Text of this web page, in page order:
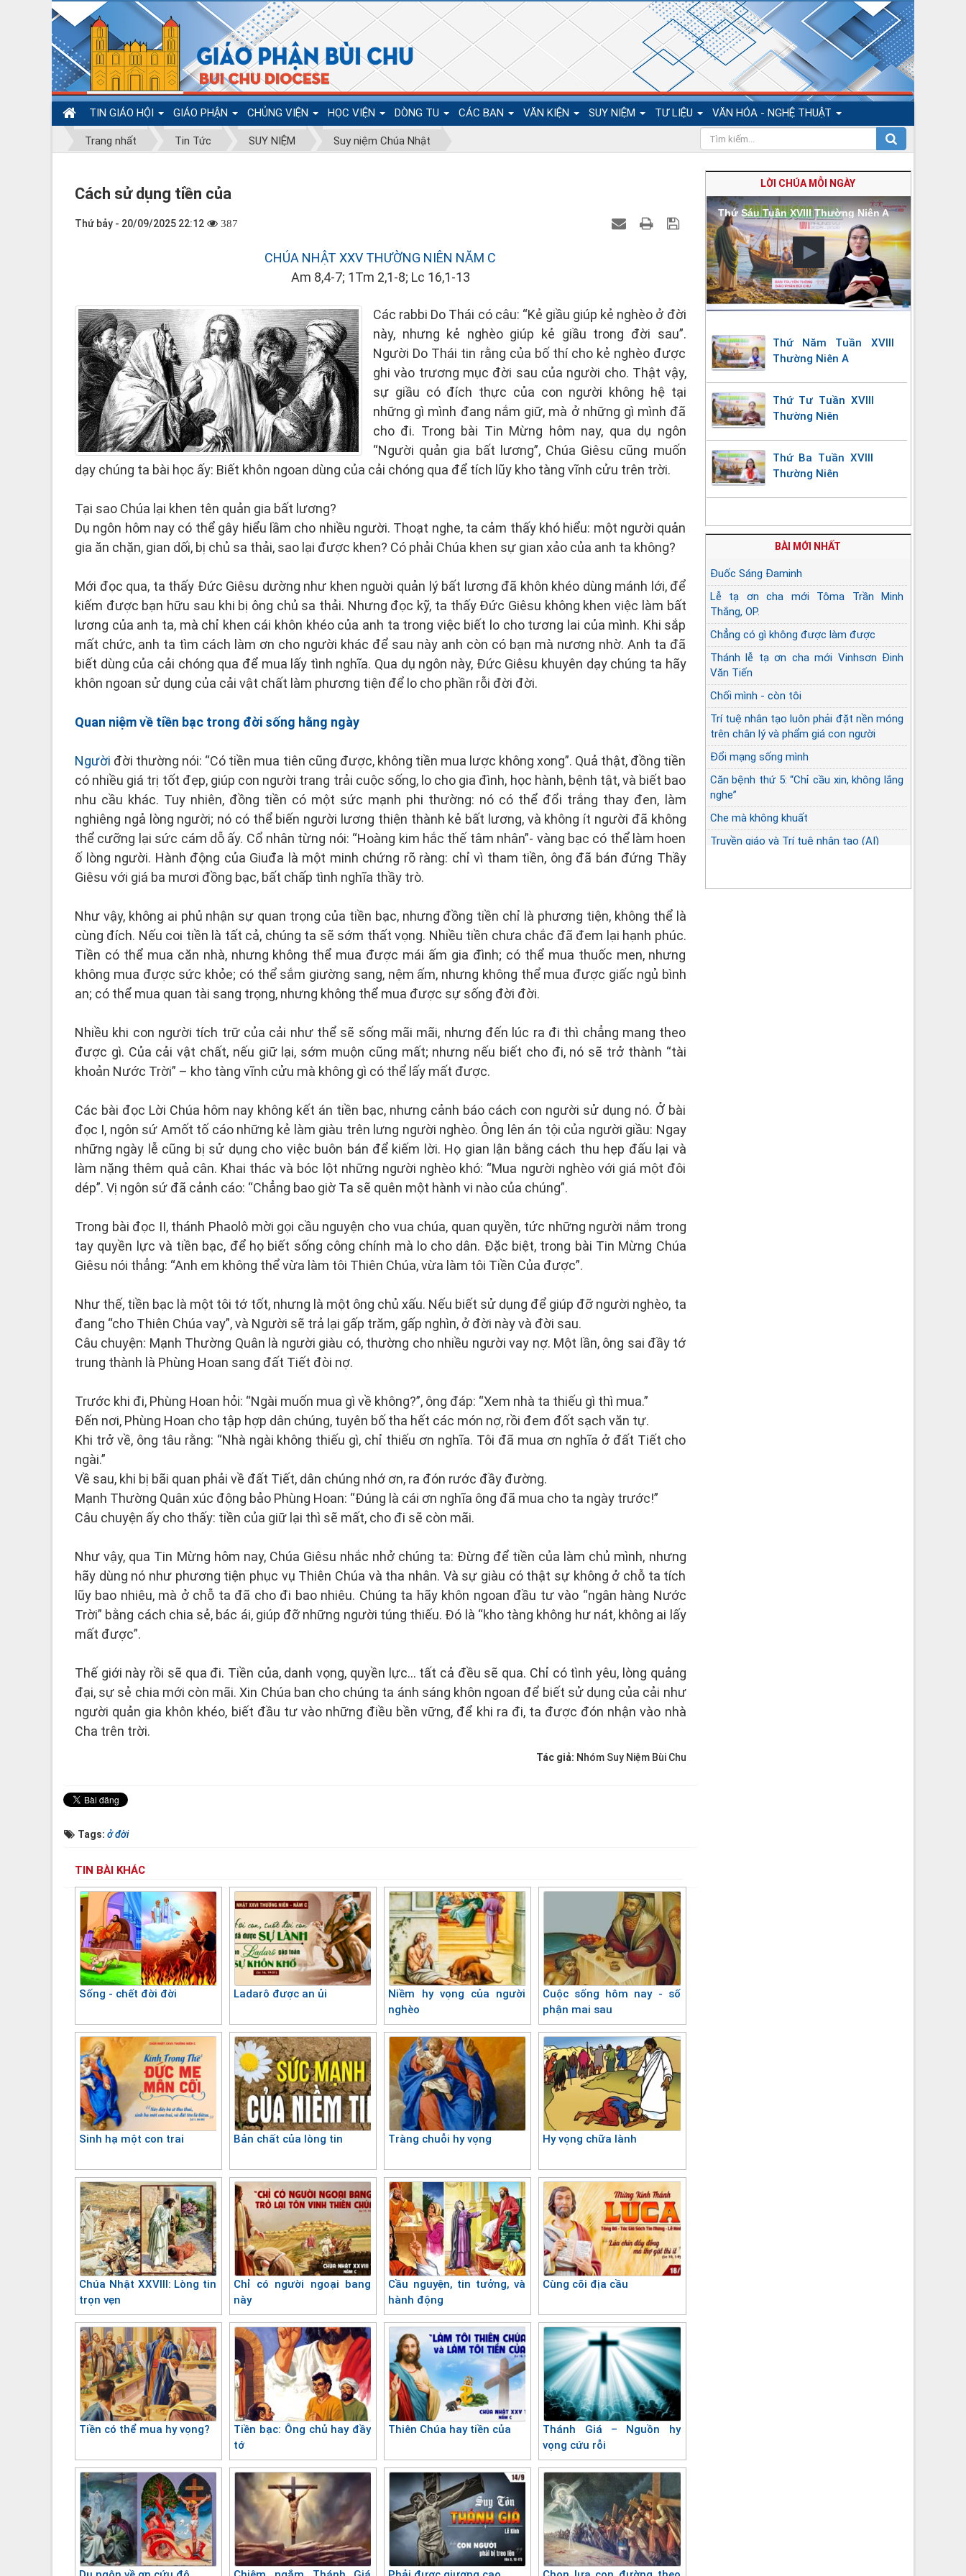
TIN GIÁO HỘI GIÁO PHẬN CHỦNG VIỆN HỌC VIỆN DÒNG TU CÁC BAN VĂN KIỆN SUY NIỆM TƯ LIỆU VĂN HÓA - NGHỆ THUẬT
Trang nhất Tin Tức SUY NIỆM Suy niệm Chúa Nhật
Cách sử dụng tiền của
Thứ bảy - 20/09/2025 22:12 387
CHÚA NHẬT XXV THƯỜNG NIÊN NĂM C
Am 8,4-7; 1Tm 2,1-8; Lc 16,1-13
Các rabbi Do Thái có câu: “Kẻ giầu giúp kẻ nghèo ở đời
này, nhưng kẻ nghèo giúp kẻ giầu trong đời sau”.
Người Do Thái tin rằng của bố thí cho kẻ nghèo được
ghi vào trương mục đời sau của người cho. Thật vậy,
sự giầu có đích thực của con người không hệ tại
những gì mình đang nắm giữ, mà ở những gì mình đã
cho đi. Trong bài Tin Mừng hôm nay, qua dụ ngôn
“Người quản gia bất lương”, Chúa Giêsu cũng muốn
dạy chúng ta bài học ấy: Biết khôn ngoan dùng của cải chóng qua để tích lũy kho tàng vĩnh cửu trên trời.
Tại sao Chúa lại khen tên quản gia bất lương?
Dụ ngôn hôm nay có thể gây hiểu lầm cho nhiều người. Thoạt nghe, ta cảm thấy khó hiểu: một người quản
gia ăn chặn, gian dối, bị chủ sa thải, sao lại được khen? Có phải Chúa khen sự gian xảo của anh ta không?
Mới đọc qua, ta thấy Đức Giêsu dường như khen nguời quản lý bất lương đã khôn khéo dùng mánh lới, để
kiếm được bạn hữu sau khi bị ông chủ sa thải. Nhưng đọc kỹ, ta thấy Đức Giêsu không khen việc làm bất
lương của anh ta, mà chỉ khen cái khôn khéo của anh ta trong việc biết lo cho tương lai của mình. Khi sắp
mất chức, anh ta tìm cách làm ơn cho người khác để sau này anh còn có bạn mà nương nhờ. Anh ta đã
biết dùng của cải chóng qua để mua lấy tình nghĩa. Qua dụ ngôn này, Đức Giêsu khuyên dạy chúng ta hãy
khôn ngoan sử dụng của cải vật chất làm phương tiện để lo cho phần rỗi đời đời.
Quan niệm về tiền bạc trong đời sống hằng ngày
Người đời thường nói: “Có tiền mua tiên cũng được, không tiền mua lược không xong”. Quả thật, đồng tiền
có nhiều giá trị tốt đẹp, giúp con người trang trải cuộc sống, lo cho gia đình, học hành, bệnh tật, và biết bao
nhu cầu khác. Tuy nhiên, đồng tiền có một sức mạnh phi thường: nó có thể đổi trắng thay đen, làm
nghiêng ngả lòng người; nó có thể biến người lương thiện thành kẻ bất lương, và không ít người đã không
thể cưỡng lại sức cám dỗ ấy. Cổ nhân từng nói: “Hoàng kim hắc thế tâm nhân”- vàng bạc có thể làm hoen
ố lòng người. Hành động của Giuđa là một minh chứng rõ ràng: chỉ vì tham tiền, ông đã bán đứng Thầy
Giêsu với giá ba mươi đồng bạc, bất chấp tình nghĩa thầy trò.
Như vậy, không ai phủ nhận sự quan trọng của tiền bạc, nhưng đồng tiền chỉ là phương tiện, không thể là
cùng đích. Nếu coi tiền là tất cả, chúng ta sẽ sớm thất vọng. Nhiều tiền chưa chắc đã đem lại hạnh phúc.
Tiền có thể mua căn nhà, nhưng không thể mua được mái ấm gia đình; có thể mua thuốc men, nhưng
không mua được sức khỏe; có thể sắm giường sang, nệm ấm, nhưng không thể mua được giấc ngủ bình
an; có thể mua quan tài sang trọng, nhưng không thể mua được sự sống đời đời.
Nhiều khi con người tích trữ của cải như thể sẽ sống mãi mãi, nhưng đến lúc ra đi thì chẳng mang theo
được gì. Của cải vật chất, nếu giữ lại, sớm muộn cũng mất; nhưng nếu biết cho đi, nó sẽ trở thành “tài
khoản Nước Trời” – kho tàng vĩnh cửu mà không gì có thể lấy mất được.
Các bài đọc Lời Chúa hôm nay không kết án tiền bạc, nhưng cảnh báo cách con người sử dụng nó. Ở bài
đọc I, ngôn sứ Amốt tố cáo những kẻ làm giàu trên lưng người nghèo. Ông lên án tội của người giầu: Ngay
những ngày lễ cũng bị sử dụng cho việc buôn bán để kiếm lời. Họ gian lận bằng cách thu hẹp đấu lại và
làm nặng thêm quả cân. Khai thác và bóc lột những người nghèo khó: “Mua người nghèo với giá một đôi
dép”. Vị ngôn sứ đã cảnh cáo: “Chẳng bao giờ Ta sẽ quên một hành vi nào của chúng”.
Trong bài đọc II, thánh Phaolô mời gọi cầu nguyện cho vua chúa, quan quyền, tức những người nắm trong
tay quyền lực và tiền bạc, để họ biết sống công chính mà lo cho dân. Đặc biệt, trong bài Tin Mừng Chúa
Giêsu nói thẳng: “Anh em không thể vừa làm tôi Thiên Chúa, vừa làm tôi Tiền Của được”.
Như thế, tiền bạc là một tôi tớ tốt, nhưng là một ông chủ xấu. Nếu biết sử dụng để giúp đỡ người nghèo, ta
đang “cho Thiên Chúa vay”, và Người sẽ trả lại gấp trăm, gấp nghìn, ở đời này và đời sau.
Câu chuyện: Mạnh Thường Quân là người giàu có, thường cho nhiều người vay nợ. Một lần, ông sai đầy tớ
trung thành là Phùng Hoan sang đất Tiết đòi nợ.
Trước khi đi, Phùng Hoan hỏi: “Ngài muốn mua gì về không?”, ông đáp: “Xem nhà ta thiếu gì thì mua.”
Đến nơi, Phùng Hoan cho tập hợp dân chúng, tuyên bố tha hết các món nợ, rồi đem đốt sạch văn tự.
Khi trở về, ông tâu rằng: “Nhà ngài không thiếu gì, chỉ thiếu ơn nghĩa. Tôi đã mua ơn nghĩa ở đất Tiết cho
ngài.”
Về sau, khi bị bãi quan phải về đất Tiết, dân chúng nhớ ơn, ra đón rước đầy đường.
Mạnh Thường Quân xúc động bảo Phùng Hoan: “Đúng là cái ơn nghĩa ông đã mua cho ta ngày trước!”
Câu chuyện ấy cho thấy: tiền của giữ lại thì sẽ mất, cho đi sẽ còn mãi.
Như vậy, qua Tin Mừng hôm nay, Chúa Giêsu nhắc nhở chúng ta: Đừng để tiền của làm chủ mình, nhưng
hãy dùng nó như phương tiện phục vụ Thiên Chúa và tha nhân. Và sự giàu có thật sự không ở chỗ ta tích
lũy bao nhiêu, mà ở chỗ ta đã cho đi bao nhiêu. Chúng ta hãy khôn ngoan đầu tư vào “ngân hàng Nước
Trời” bằng cách chia sẻ, bác ái, giúp đỡ những người túng thiếu. Đó là “kho tàng không hư nát, không ai lấy
mất được”.
Thế giới này rồi sẽ qua đi. Tiền của, danh vọng, quyền lực… tất cả đều sẽ qua. Chỉ có tình yêu, lòng quảng
đại, sự sẻ chia mới còn mãi. Xin Chúa ban cho chúng ta ánh sáng khôn ngoan để biết sử dụng của cải như
người quản gia khôn khéo, biết đầu tư vào những điều bền vững, để khi ra đi, ta được đón nhận vào nhà
Cha trên trời.
Tác giả: Nhóm Suy Niệm Bùi Chu
Tags: ở đời
TIN BÀI KHÁC
Sống - chết đời đời Ladarô được an ủi
Niềm hy vọng của người
nghèo
Cuộc sống hôm nay - số
phận mai sau
Sinh hạ một con trai Bản chất của lòng tin Tràng chuỗi hy vọng Hy vọng chữa lành
Chúa Nhật XXVIII: Lòng tin
trọn vẹn
Chỉ có người ngoại bang
này
Cầu nguyện, tin tưởng, và
hành động
Cùng cõi địa cầu
Tiền có thể mua hy vọng?
Tiền bạc: Ông chủ hay đầy
tớ
Thiên Chúa hay tiền của
Thánh Giá – Nguồn hy
vọng cứu rỗi
LỜI CHÚA MỖI NGÀY
Thứ Sáu Tuần XVIII Thường Niên A
Thứ Năm Tuần XVIII
Thường Niên A
Thứ Tư Tuần XVIII
Thường Niên
Thứ Ba Tuần XVIII
Thường Niên
BÀI MỚI NHẤT
Đuốc Sáng Đaminh
Lễ tạ ơn cha mới Tôma Trần Minh
Thắng, OP.
Chẳng có gì không được làm được
Thánh lễ tạ ơn cha mới Vinhsơn Đinh
Văn Tiến
Chối mình - còn tôi
Trí tuệ nhân tạo luôn phải đặt nền móng
trên chân lý và phẩm giá con người
Đổi mạng sống mình
Căn bệnh thứ 5: “Chỉ cầu xin, không lắng
nghe”
Che mà không khuất
Truyền giáo và Trí tuệ nhân tạo (AI)